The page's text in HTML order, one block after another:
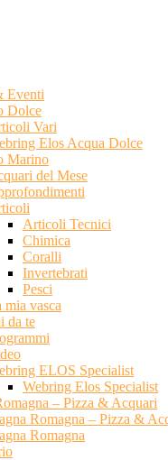
Eventi
Dolce
Vari
Elos Acqua Dolce
Marino
del Mese
Articoli Tecnici
Chimica
Coralli
Invertebrati
Pesci
mia vasca
da te
ELOS Specialist
Webring Elos Specialist
– Pizza & Acquari
Romagna – Pizza &
Romagna